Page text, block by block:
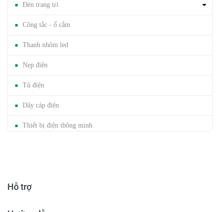
Đèn trang trí
Công tắc - ổ cắm
Thanh nhôm led
Nẹp điện
Tủ điện
Dây cáp điện
Thiết bị điện thông minh
Băng dính gai
Hỗ trợ